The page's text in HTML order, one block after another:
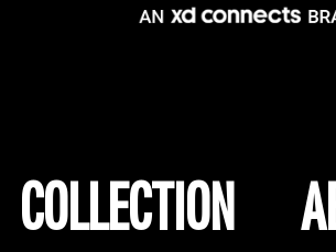
COLLECTION